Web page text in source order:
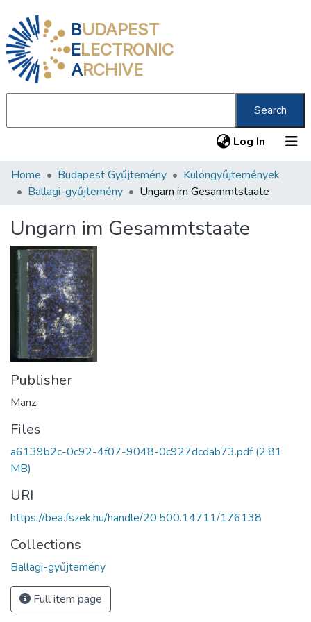
BUDAPEST
ELECTRONIC
ARCHIVE
Search
Log In (current)
Communities & Collections
Statistics
About us
Home Budapest Gyűjtemény
Különgyűjtemények
Ballagi-gyűjtemény
Ungarn im Gesammtstaate
Ungarn im Gesammtstaate
Publisher
Manz,
Files
a6139b2c-0c92-4f07-9048-0c927dcdab73.pdf(2.81
MB)
URI
https://bea.fszek.hu/handle/20.500.14711/176138
Collections
Ballagi-gyűjtemény
Full item page